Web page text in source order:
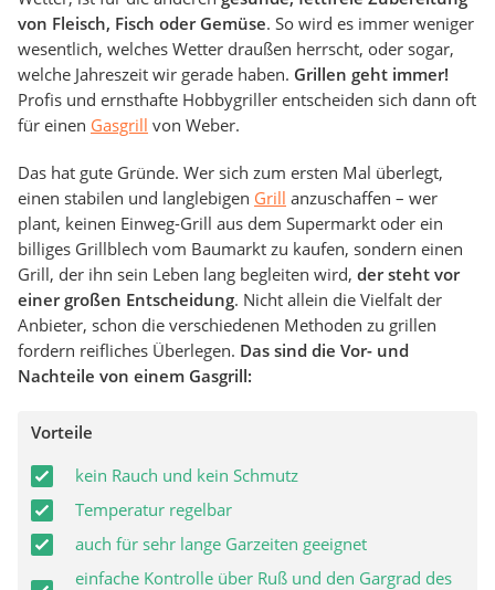
von Fleisch, Fisch oder Gemüse. So wird es immer weniger
wesentlich, welches Wetter draußen herrscht, oder sogar,
welche Jahreszeit wir gerade haben. Grillen geht immer!
Profis und ernsthafte Hobbygriller entscheiden sich dann oft
für einen Gasgrill von Weber.
Das hat gute Gründe. Wer sich zum ersten Mal überlegt,
einen stabilen und langlebigen Grill anzuschaffen – wer
plant, keinen Einweg-Grill aus dem Supermarkt oder ein
billiges Grillblech vom Baumarkt zu kaufen, sondern einen
Grill, der ihn sein Leben lang begleiten wird, der steht vor
einer großen Entscheidung. Nicht allein die Vielfalt der
Anbieter, schon die verschiedenen Methoden zu grillen
fordern reifliches Überlegen. Das sind die Vor- und
Nachteile von einem Gasgrill:
Vorteile
kein Rauch und kein Schmutz
Temperatur regelbar
auch für sehr lange Garzeiten geeignet
einfache Kontrolle über Ruß und den Gargrad des